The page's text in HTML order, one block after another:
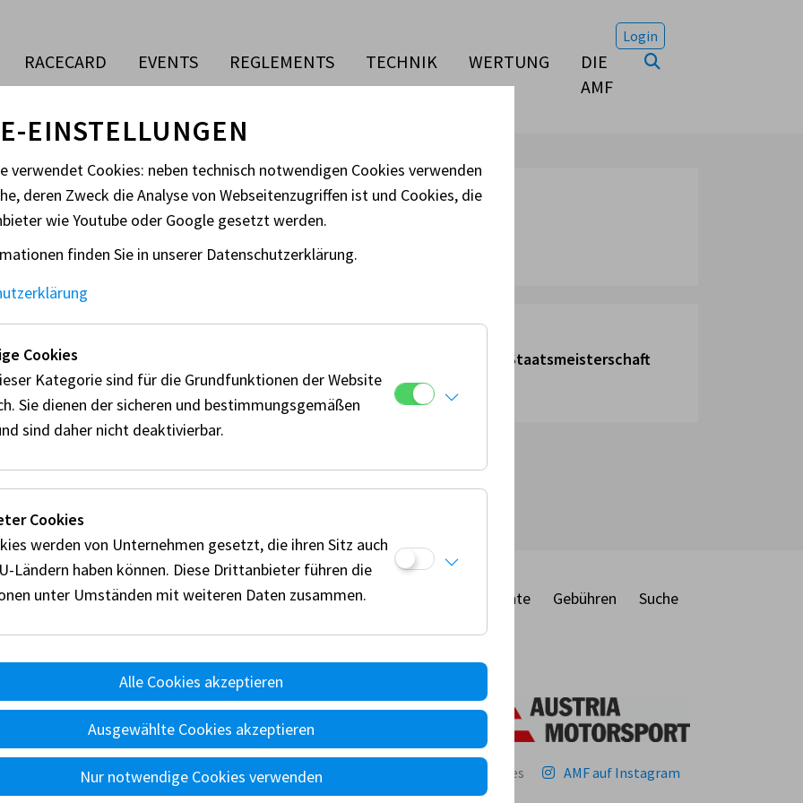
Login
RACECARD EVENTS REGLEMENTS TECHNIK WERTUNG
DIE
AMF
FIA CEZ Zone nationaler Bewerb
Nyirad
Ungarn
Lauf z. Autocross Staatsmeisterschaft
Reglement Disziplinen Technik Wertung Dokumente Gebühren Suche
Allgemeine Geschäftsbedingungen Presse Datenschutz Cookies AMF auf Instagram
EINSTELLUNGEN
verwendet Cookies: neben technisch notwendigen Cookies verwenden
deren Zweck die Analyse von Webseitenzugriffen ist und Cookies, die
wie Youtube oder Google gesetzt werden.
finden Sie in unserer Datenschutzerklärung.
Cookies
Kategorie sind für die Grundfunktionen der Website
Sie dienen der sicheren und bestimmungsgemäßen
sind daher nicht deaktivierbar.
Cookies
werden von Unternehmen gesetzt, die ihren Sitz auch
Ländern haben können. Diese Drittanbieter führen die
unter Umständen mit weiteren Daten zusammen.
Alle Cookies akzeptieren
Ausgewählte Cookies akzeptieren
Nur notwendige Cookies verwenden